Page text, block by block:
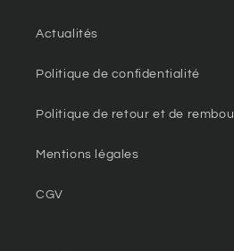
Actualités
Politique de confidentialité
Politique de retour et de
Mentions légales
CGV